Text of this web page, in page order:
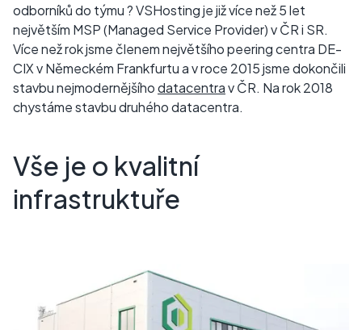
odborníků do týmu ? VSHosting je již více než 5 let
největším MSP (Managed Service Provider) v ČR i SR.
Více než rok jsme členem největšího peering centra DE-
CIX v Německém Frankfurtu a v roce 2015 jsme dokončili
stavbu nejmodernějšíhodatacentrav ČR. Na rok 2018
chystáme stavbu druhého datacentra.
Vše je o kvalitní
infrastruktuře